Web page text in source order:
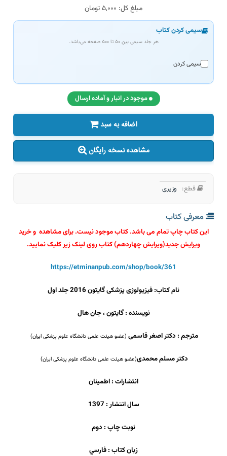
مبلغ کل: ۵,۰۰۰ تومان
سیمی کردن کتاب
هر جلد سیمی بین ۵۰ تا ۵۰۰ صفحه می‌باشد.
سیمی کردن
موجود در انبار و آماده ارسال
اضافه به سبد
مشاهده نسخه رایگان
قطع: وزیری
معرفی کتاب
این کتاب چاپ تمام می باشد. کتاب موجود نیست. برای مشاهده و خرید
ویرایش جدید(ویرایش چهاردهم) کتاب روی لینک زیر کلیک نمایید.
https://etminanpub.com/shop/book/361
نام کتاب: فیزیولوژی پزشکی گایتون 2016 جلد اول
نویسنده : گایتون ، جان هال
مترجم : دکتر اصغر قاسمی (عضو هیئت علمی دانشگاه علوم پزشکی ایران)
دکتر مسلم محمدی(عضو هیئت علمی دانشگاه علوم پزشکی ایران)
انتشارات : اطمینان
سال انتشار : 1397
نوبت چاپ : دوم
زبان کتاب : فارسي